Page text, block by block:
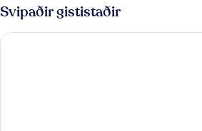
Twin
Pool
Svipaðir gististaðir
Hotel Algarve Casino